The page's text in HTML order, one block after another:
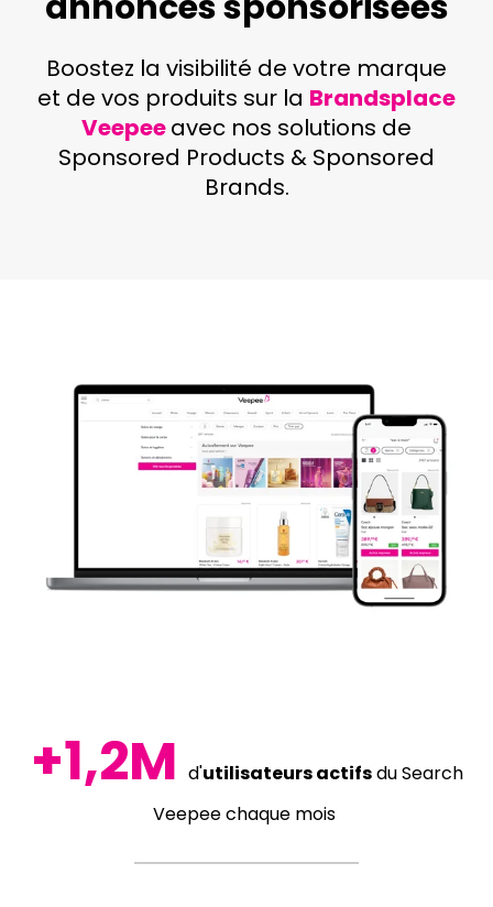
Boostez la visibilité de votre marque
et de vos produits sur la Brandsplace
Veepeeavec nos solutions de
Sponsored Products & Sponsored
Brands.
+1,2M d'utilisateurs actifsdu Search
Veepeechaque mois